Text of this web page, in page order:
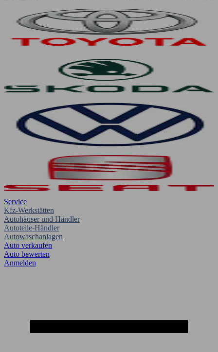
Service
Kfz-Werkstätten
Autohäuser und Händler
Autoteile-Händler
Autowaschanlagen
Auto verkaufen
Auto bewerten
Anmelden